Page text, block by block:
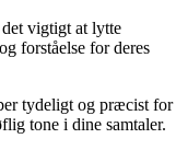
vigtigt at lytte
forståelse for deres
tydeligt og præcist for
tone i dine samtaler.